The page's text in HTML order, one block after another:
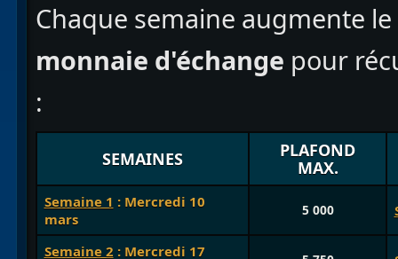
Chaque semaine augmente le
monnaie d'échange pour
:
SEMAINES
PLAFOND
MAX.
Semaine 1 : Mercredi 10
mars
5 000
Semaine 2 : Mercredi 17